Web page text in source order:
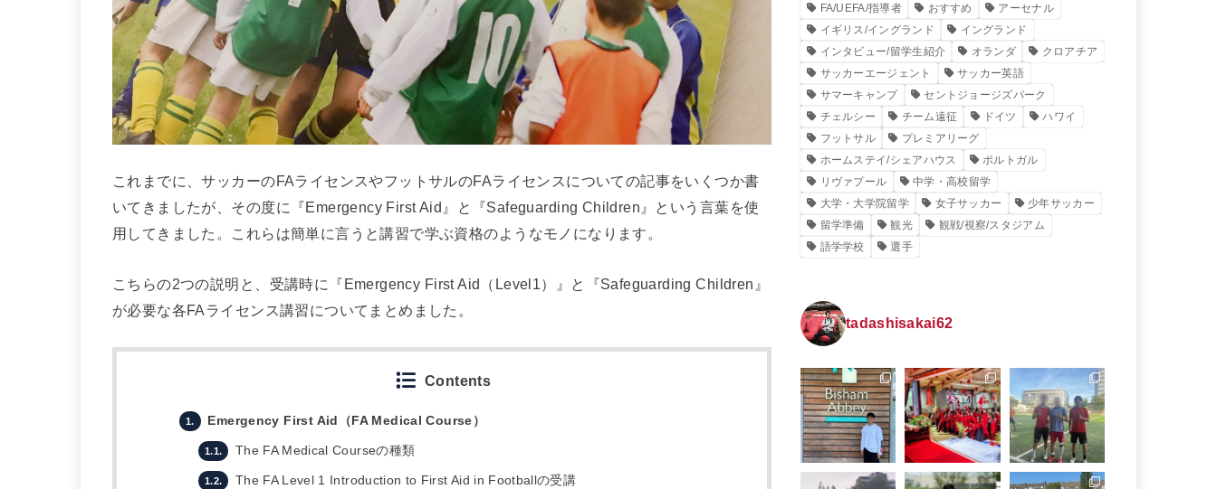
これまでに、サッカーのFAライセンスやフットサルのFAライセンスについての記事をいくつか書
いてきましたが、その度に『Emergency First Aid』と『Safeguarding Children』という言葉を使
用してきました。これらは簡単に言うと講習で学ぶ資格のようなモノになります。
こちらの2つの説明と、受講時に『Emergency First Aid（Level1）』と『Safeguarding Children』
が必要な各FAライセンス講習についてまとめました。
Contents
1. Emergency First Aid（FA Medical Course）
1.1. The FA Medical Courseの種類
1.2. The FA Level 1 Introduction to First Aid in Footballの受講
FA/UEFA/指導者 おすすめ
アーセナル
イギリス/イングランド
イングランド
インタビュー/留学生紹介
オランダ
クロアチア
サッカーエージェント
サッカー英語
サマーキャンプ
セントジョージズパーク
チェルシー
チーム遠征 ドイツ
ハワイ
フットサル
プレミアリーグ
ホームステイ/シェアハウス
ポルトガル
リヴァプール
中学・高校留学
大学・大学院留学
女子サッカー
少年サッカー
留学準備
観光
観戦/視察/スタジアム
語学学校
選手
tadashisakai62